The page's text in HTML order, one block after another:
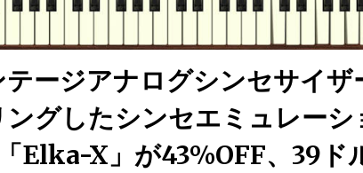
ージアナログシンセサイ
グしたシンセエミュレーシ
Elka-X」が43%OFF、39ド